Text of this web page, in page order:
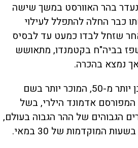
בהר האוורסט במשך שישה
כבר החלה להתפלל לעילוי
שזחל לבדו כמעט עד לבסיס
בביה"ח בקטמנדו, מתאושש
אך נמצא בהכרה.
המטפס דאווה שרפה, בן יותר מ-50, המוכר יותר בשם
אדמונד הילרי, בשל
הגבוהים של ההר הגבוה בעולם,
המוקדמות של 30 במאי.